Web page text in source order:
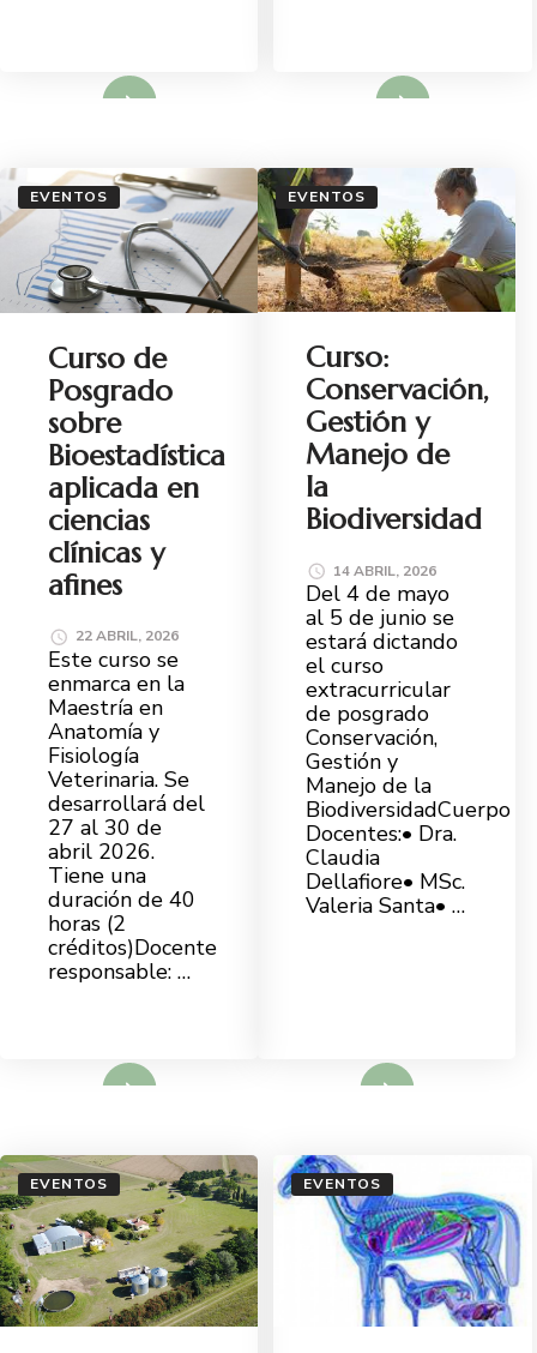
EVENTOS
Curso de
Posgrado
sobre
Bioestadística
aplicada en
ciencias
clínicas y
afines
22 ABRIL, 2026
Este curso se
enmarca en la
Maestría en
Anatomía y
Fisiología
Veterinaria. Se
desarrollará del
27 al 30 de
abril 2026.
Tiene una
duración de 40
horas (2
créditos)Docente
responsable: …
EVENTOS
Curso:
Conservación,
Gestión y
Manejo de
la
Biodiversidad
14 ABRIL, 2026
Del 4 de mayo
al 5 de junio se
estará dictando
el curso
extracurricular
de posgrado
Conservación,
Gestión y
Manejo de la
BiodiversidadCuerpo
Docentes:• Dra.
Claudia
Dellafiore• MSc.
Valeria Santa• …
EVENTOS EVENTOS